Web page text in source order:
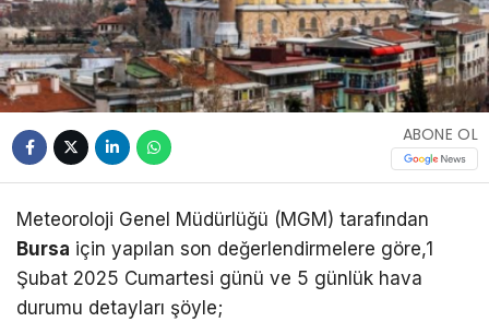
ABONE OL
Meteoroloji Genel Müdürlüğü (MGM) tarafından
Bursa için yapılan son değerlendirmelere göre,1
Şubat 2025 Cumartesi günü ve 5 günlük hava
durumu detayları şöyle;